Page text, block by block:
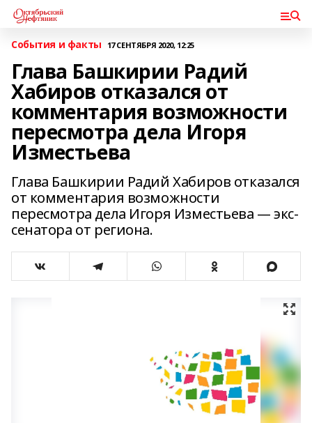
События и факты 17 СЕНТЯБРЯ 2020, 12:25
Глава Башкирии Радий
Хабиров отказался от
комментария возможности
пересмотра дела Игоря
Изместьева
Глава Башкирии Радий Хабиров отказался
от комментария возможности
пересмотра дела Игоря Изместьева — экс-
сенатора от региона.